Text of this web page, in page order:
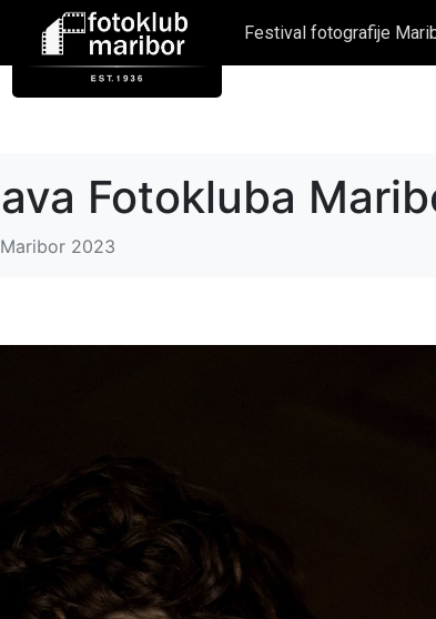
Festival fotografije
Fotokluba
2023